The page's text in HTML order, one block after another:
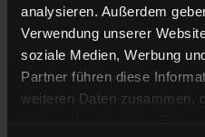
analysieren. Außerdem
Verwendung unserer
soziale Medien, Werbung
Partner führen diese
weiteren Daten zusammen,
bedeutet vollkommen
Kleinkinder und Babies
Da wir jede Bestellung
und vor allem